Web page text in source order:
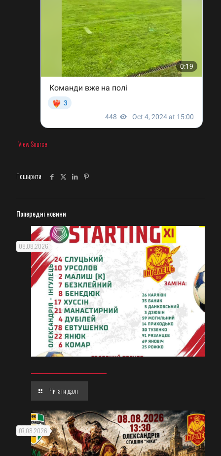
View Source
Поширити
Попередні новини
08.08.2026
Читати далі
07.08.2026